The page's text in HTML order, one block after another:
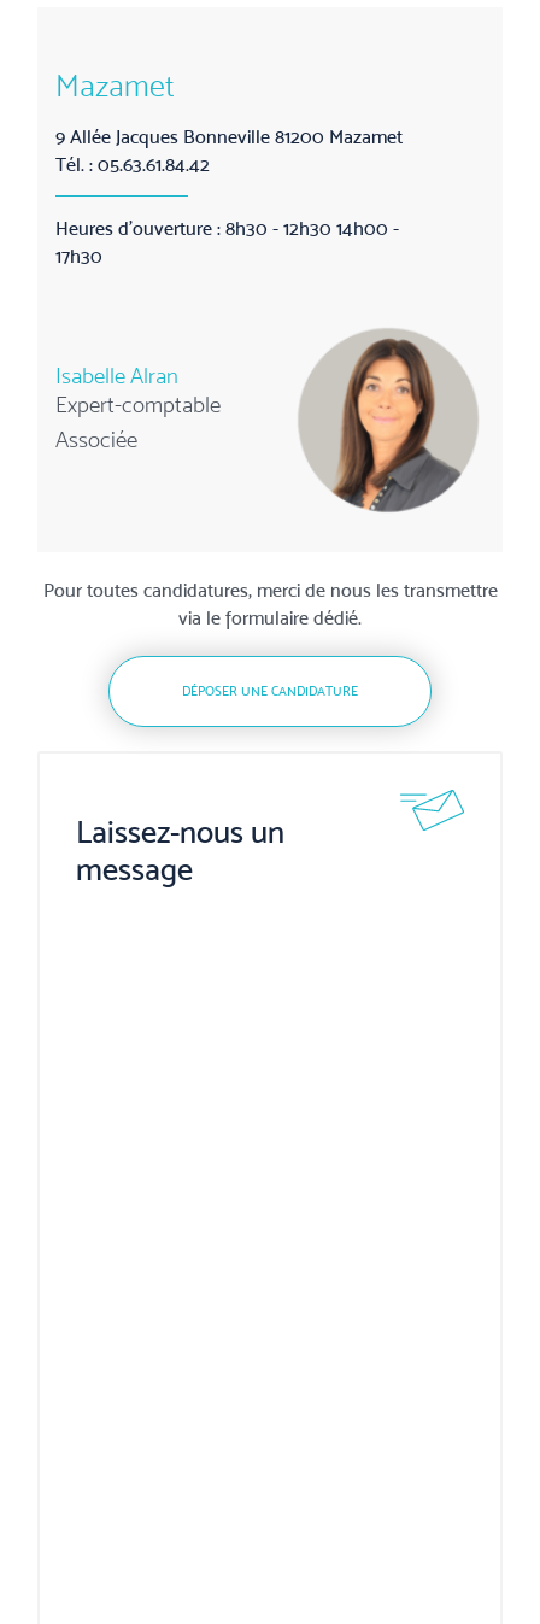
Mazamet
9 Allée Jacques Bonneville 81200 Mazamet
Tél. : 05.63.61.84.42
Heures d'ouverture : 8h30 - 12h30 14h00 -
17h30
Isabelle Alran
Expert-comptable
Associée
Pour toutes candidatures, merci de nous les transmettre
via le formulaire dédié.
DÉPOSER UNE CANDIDATURE
Laissez-nous un
message